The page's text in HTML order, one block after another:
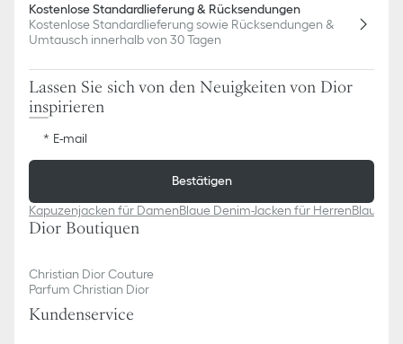
Kostenlose Standardlieferung & Rücksendungen
Kostenlose Standardlieferung sowie Rücksendungen &
Umtausch innerhalb von 30 Tagen
Lassen Sie sich von den Neuigkeiten von Dior
inspirieren
E-mail
Bestätigen
Kapuzenjacken für DamenBlaue Denim-Jacken für HerrenBlaue
Dior Boutiquen
Christian Dior Couture
Parfum Christian Dior
Kundenservice​